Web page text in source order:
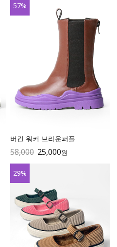
57%
버킨 워커 브라운퍼플
58,000 25,000원
29%